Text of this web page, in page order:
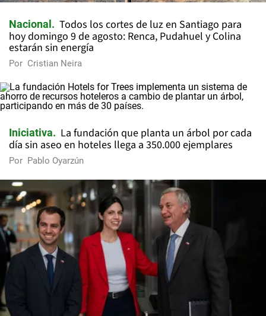
Nacional
Todos los cortes de luz en Santiago para
hoy domingo 9 de agosto: Renca, Pudahuel y Colina
estarán sin energía
Por Cristian Neira
Iniciativa
La fundación que planta un árbol por cada
día sin aseo en hoteles llega a 350.000 ejemplares
Por Pablo Oyarzún